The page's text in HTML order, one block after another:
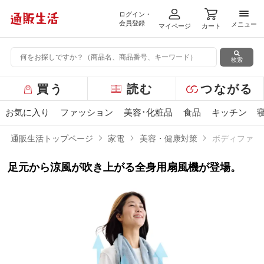
ログイン・
会員登録
マイページ カート
メニ
メニュー
検索
ー
バ
ュ
買う 読む つながる
お気に入り ファッション 美容･化粧品 食品 キッチン
通販生活トップページ 家電 美容・健康対策 ボディファン
足元から涼風が吹き上がる全身用扇風機が登場。